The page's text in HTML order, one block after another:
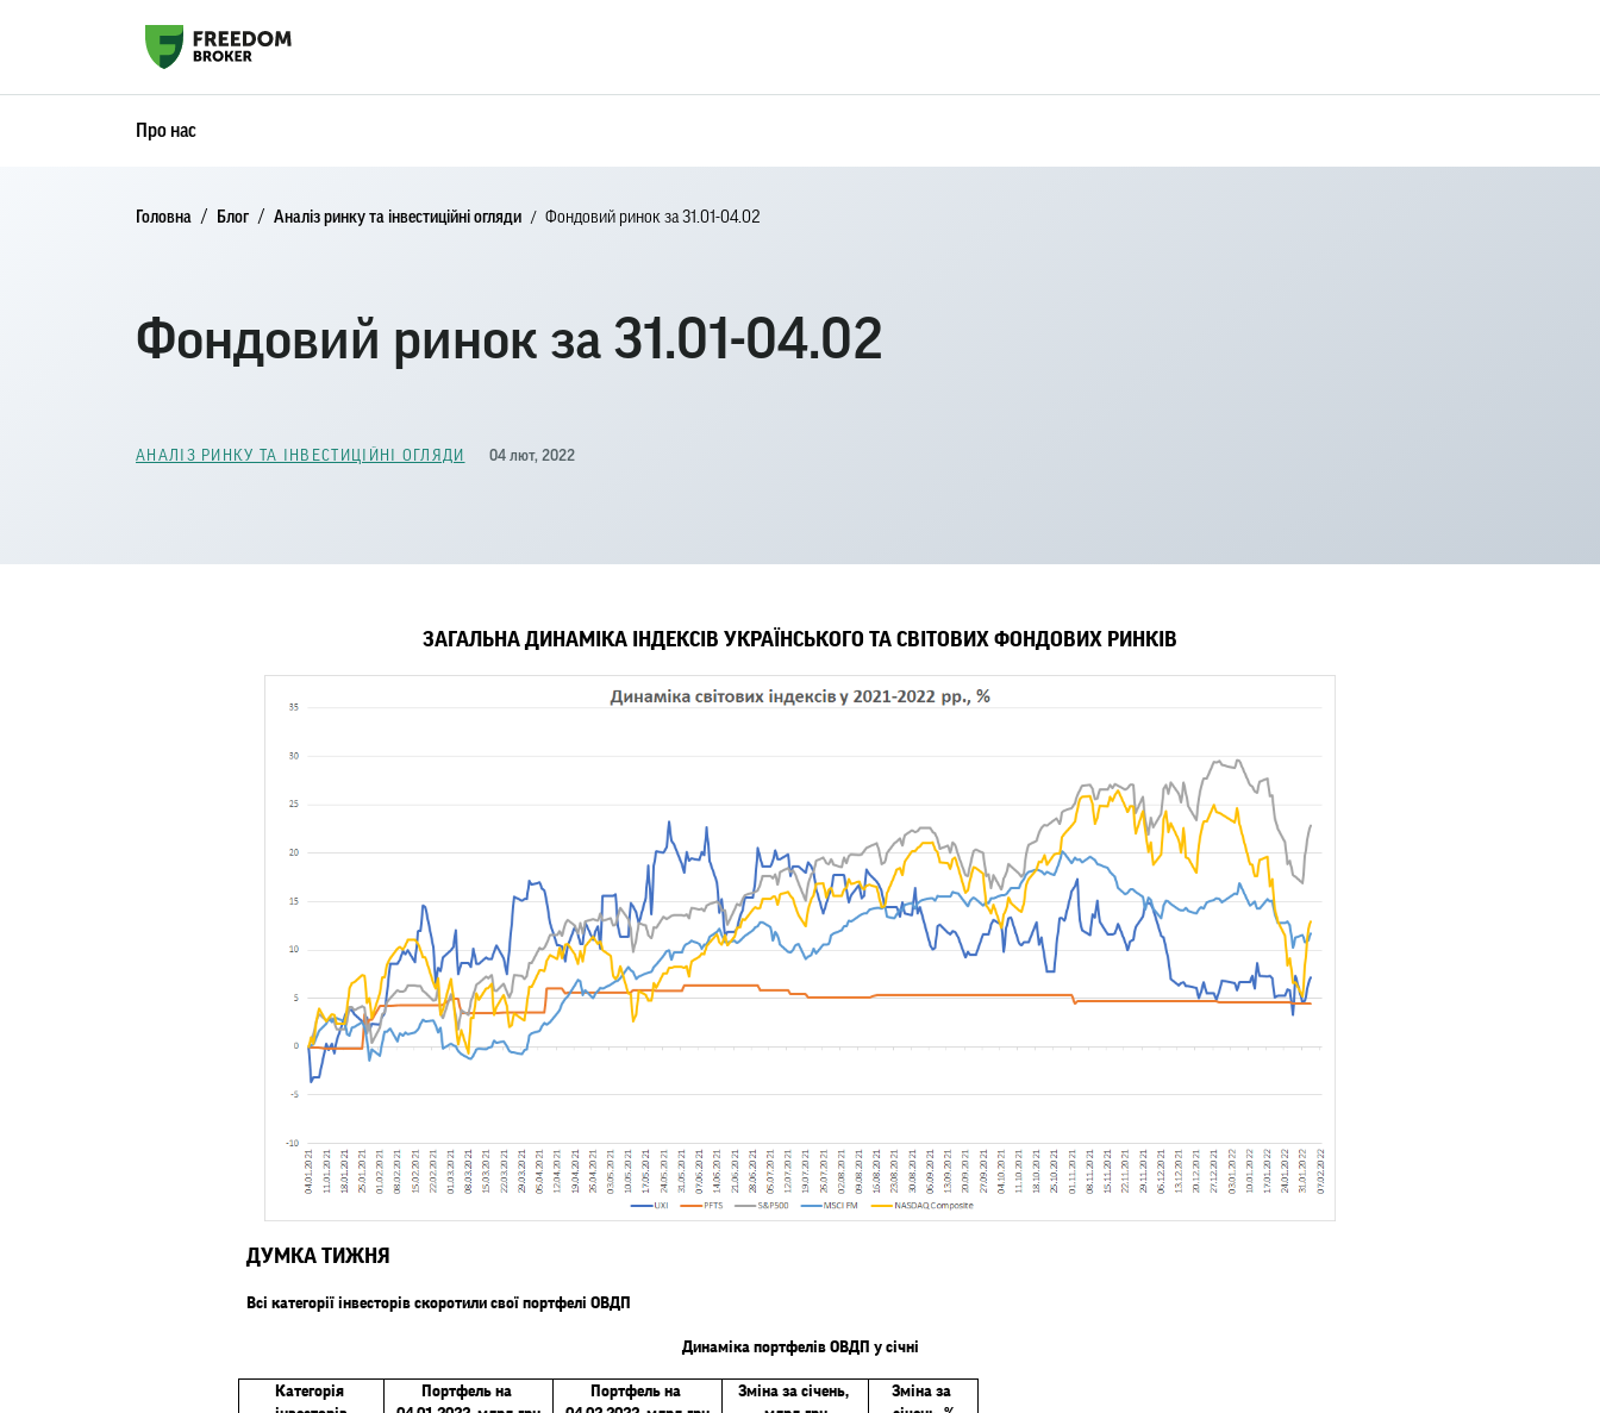
Про нас
Головна Блог Аналіз ринку та інвестиційні огляди Фондовий ринок за 31.01-04.02
Фондовий ринок за 31.01-04.02
АНАЛІЗ РИНКУ ТА ІНВЕСТИЦІЙНІ ОГЛЯДИ 04 лют, 2022
ЗАГАЛЬНА ДИНАМІКА ІНДЕКСІВ УКРАЇНСЬКОГО ТА СВІТОВИХ ФОНДОВИХ РИНКІВ
ДУМКА ТИЖНЯ
Всі категорії інвесторів скоротили свої портфелі ОВДП
Динаміка портфелів ОВДП у січні
Категорія
Портфель на
Портфель на
Зміна за січень,
Зміна за